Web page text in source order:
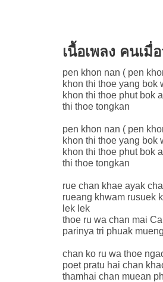
เนื้อเพลง คนเมื่
pen khon nan ( pen
khon thi thoe yang bok
khon thi thoe phut bok
thi thoe tongkan
pen khon nan ( pen
khon thi thoe yang bok
khon thi thoe phut bok
thi thoe tongkan
rue chan khae ayak
rueang khwam rusuek
lek lek
thoe ru wa chan mai
parinya tri phuak
chan ko ru wa thoe
poet pratu hai chan
thamhai chan muean